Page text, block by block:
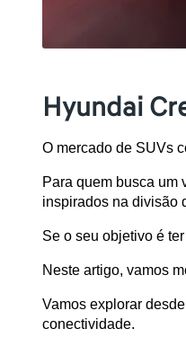
Hyundai
O mercado de SUVs
Para quem busca um
inspirados na divisão
Se o seu objetivo é
Neste artigo, vamos
Vamos explorar
conectividade.